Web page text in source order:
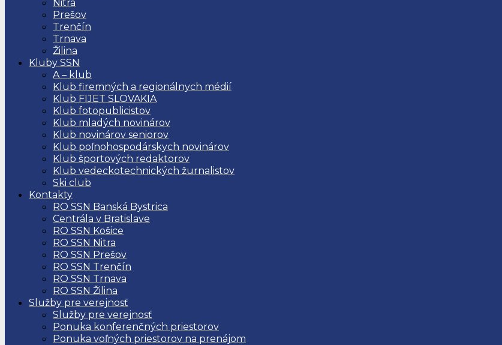
Nitra
Prešov
Trenčín
Trnava
Žilina
Kluby SSN
A – klub
Klub firemných a regionálnych médií
Klub FIJET SLOVAKIA
Klub fotopublicistov
Klub mladých novinárov
Klub novinárov seniorov
Klub poľnohospodárskych novinárov
Klub športových redaktorov
Klub vedeckotechnických žurnalistov
Ski club
Kontakty
RO SSN Banská Bystrica
Centrála v Bratislave
RO SSN Košice
RO SSN Nitra
RO SSN Prešov
RO SSN Trenčín
RO SSN Trnava
RO SSN Žilina
Služby pre verejnosť
Služby pre verejnosť
Ponuka konferenčných priestorov
Ponuka voľných priestorov na prenájom